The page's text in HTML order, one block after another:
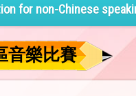
for non-Chinese
音樂比賽